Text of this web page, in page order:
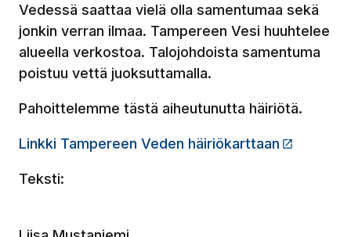
Vedessä saattaa vielä olla samentumaa sekä
jonkin verran ilmaa. Tampereen Vesi huuhtelee
alueella verkostoa. Talojohdoista samentuma
poistuu vettä juoksuttamalla.
Pahoittelemme tästä aiheutunutta häiriötä.
Linkki Tampereen Veden häiriökarttaan
Teksti: